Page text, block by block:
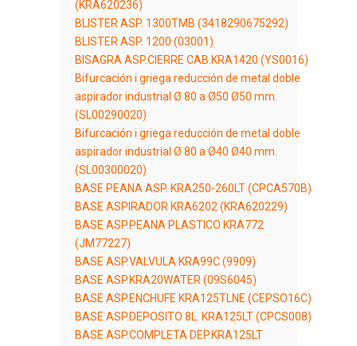
(KRA620236)
BLISTER ASP. 1300TMB (3418290675292)
BLISTER ASP. 1200 (03001)
BISAGRA ASP.CIERRE CAB.KRA1420 (YS0016)
Bifurcación i griega reducción de metal doble
aspirador industrial Ø 80 a Ø50 Ø50 mm.
(SL00290020)
Bifurcación i griega reducción de metal doble
aspirador industrial Ø 80 a Ø40 Ø40 mm.
(SL00300020)
BASE PEANA ASP. KRA250-260LT (CPCA570B)
BASE ASPIRADOR KRA6202 (KRA620229)
BASE ASP.PEANA PLASTICO KRA772
(JM77227)
BASE ASP.VALVULA KRA99C (9909)
BASE ASP.KRA20WATER (09S6045)
BASE ASP.ENCHUFE KRA125TLNE (CEPSO16C)
BASE ASP.DEPOSITO 8L. KRA125LT (CPCS008)
BASE ASP.COMPLETA DEP.KRA125LT